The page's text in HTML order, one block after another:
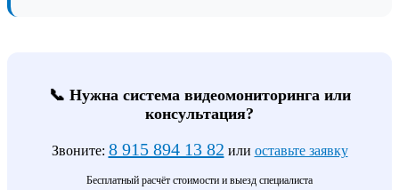
📞 Нужна система видеомониторинга или
консультация?
Звоните: 8 915 894 13 82 или оставьте заявку
Бесплатный расчёт стоимости и выезд специалиста